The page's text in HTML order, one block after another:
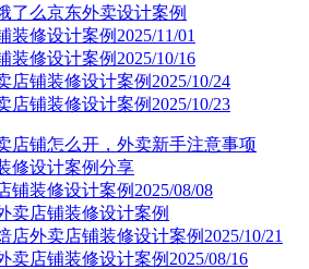
了么京东外卖设计案例
装修设计案例2025/11/01
装修设计案例2025/10/16
店铺装修设计案例2025/10/24
店铺装修设计案例2025/10/23
店铺怎么开，外卖新手注意事项
修设计案例分享
铺装修设计案例2025/08/08
卖店铺装修设计案例
店外卖店铺装修设计案例2025/10/21
卖店铺装修设计案例2025/08/16